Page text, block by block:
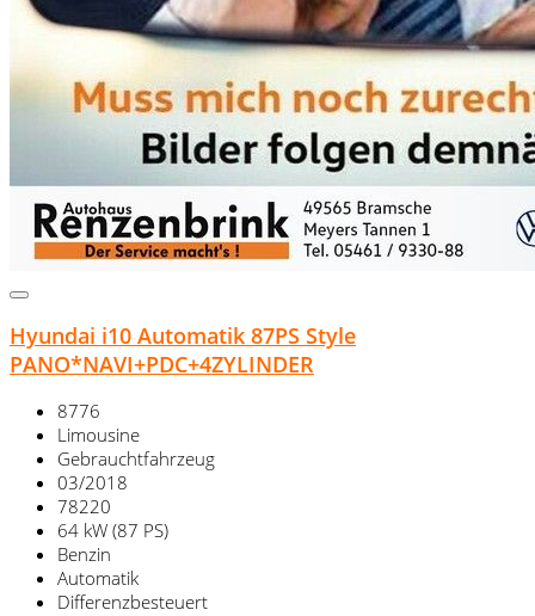
Hyundai i10 Automatik 87PS Style
PANO*NAVI+PDC+4ZYLINDER
8776
Limousine
Gebrauchtfahrzeug
03/2018
78220
64 kW (87 PS)
Benzin
Automatik
Differenzbesteuert